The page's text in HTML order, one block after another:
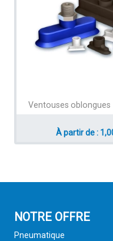
Ventouses oblongues
À partir de :
NOTRE OFFRE
Pneumatique